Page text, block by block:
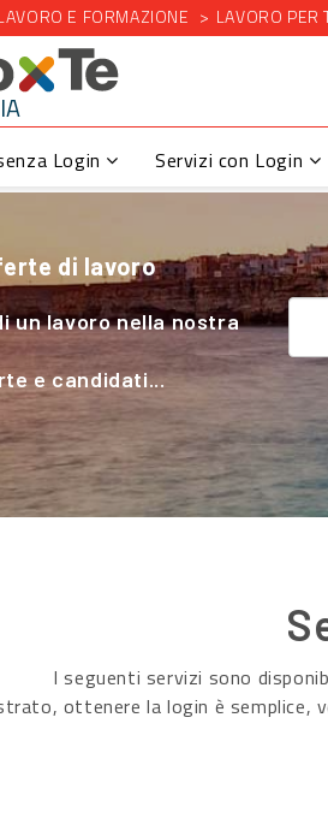
E FORMAZIONE LAVORO PER
Login Servizi con Login
di lavoro
un lavoro nella nostra
e candidati...
Settore Agricolo ?
un lavoro nella nostra
e candidati...
I seguenti servizi sono
ottenere la login è semplice,